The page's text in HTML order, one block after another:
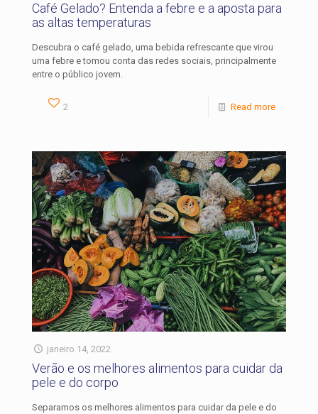
Café Gelado? Entenda a febre e a aposta para
as altas temperaturas
Descubra o café gelado, uma bebida refrescante que virou
uma febre e tomou conta das redes sociais, principalmente
entre o público jovem.
2 Read more
janeiro 14, 2022
Verão e os melhores alimentos para cuidar da
pele e do corpo
Separamos os melhores alimentos para cuidar da pele e do